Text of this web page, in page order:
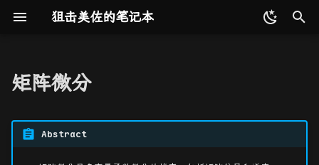
狙击美佐的笔记本
入
开
始
更新记录
友链
编程语言
算法相关
多视图几何
三维点云
NLP
Transformer
最优化问题
直线搜索
Jacobian 矩阵与梯度矩阵
Jacobian 矩阵
工具收集
命令行工具
矩阵微分
Abstract